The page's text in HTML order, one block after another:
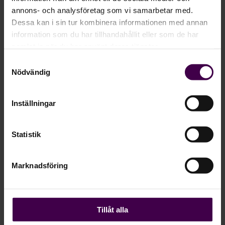
annons- och analysföretag som vi samarbetar med.
Dessa kan i sin tur kombinera informationen med annan
information som du har tillhandahållit eller som de har
Nödvändig
Inställningar
Statistik
Marknadsföring
Tillåt alla
NYHETER
Håll dig uppdaterad
nyheterna
Fyll i din mail så börjar vi skicka ut